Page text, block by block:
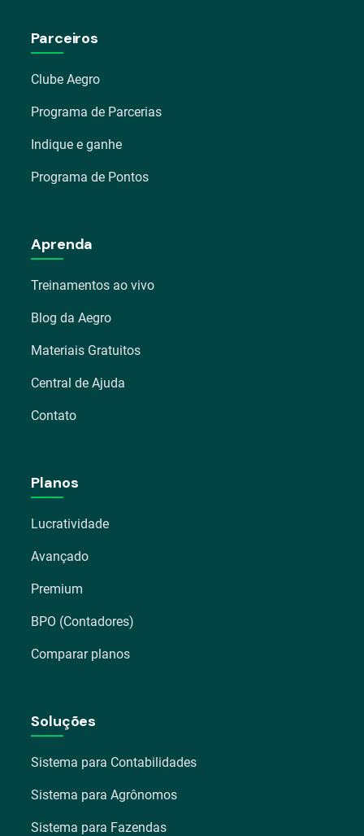
Parceiros
Clube Aegro
Programa de Parcerias
Indique e ganhe
Programa de Pontos
Aprenda
Treinamentos ao vivo
Blog da Aegro
Materiais Gratuitos
Central de Ajuda
Contato
Planos
Lucratividade
Avançado
Premium
BPO (Contadores)
Comparar planos
Soluções
Sistema para Contabilidades
Sistema para Agrônomos
Sistema para Fazendas